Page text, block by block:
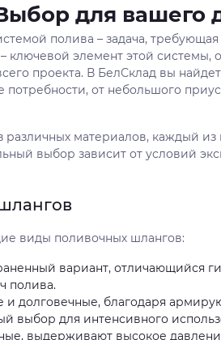
для вашего
полива – задача, требующая
элемент этой системы,
проекта. В БелСклад вы
от небольшого
материалов, каждый из
выбор зависит от условий
виды поливочных шлангов:
вариант, отличающийся
полива.
и долговечные, благодаря
выбор для интенсивного
выдерживают высокое